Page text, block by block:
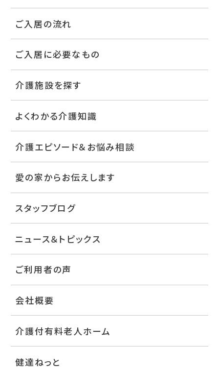
ご入居の流れ
ご入居に必要なもの
介護施設を探す
よくわかる介護知識
介護エピソード＆お悩み相談
愛の家からお伝えします
スタッフブログ
ニュース＆トピックス
ご利用者の声
会社概要
介護付有料老人ホーム
健達ねっと